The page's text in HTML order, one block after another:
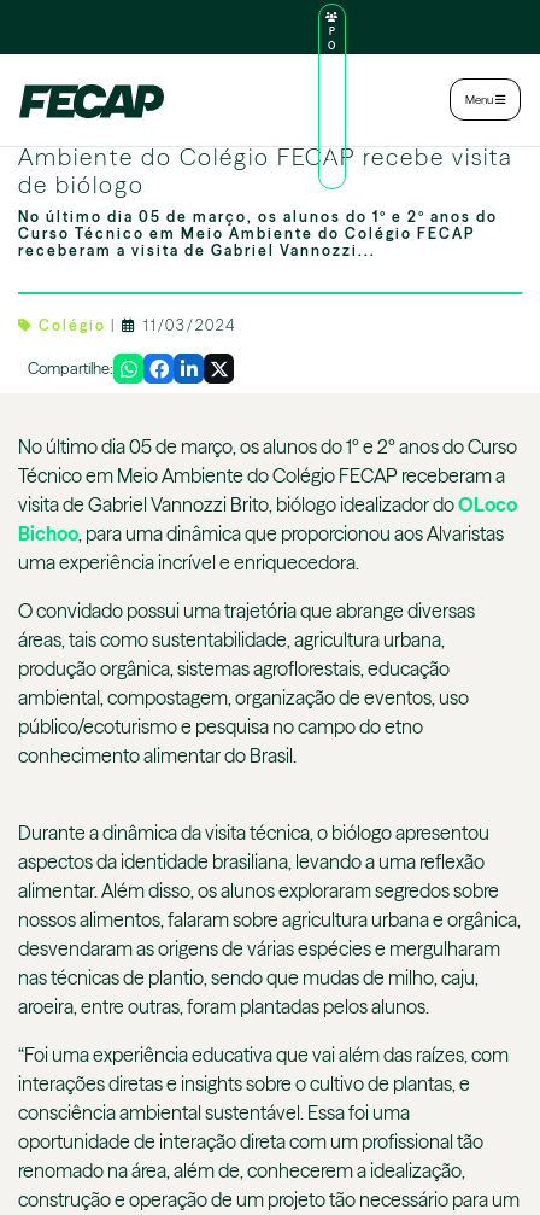
P
O
U
N
Menu
Ambiente do Colégio FECAP recebe visita
de biólogo
No último dia 05 de março, os alunos do 1º e 2º anos do
Curso Técnico em Meio Ambiente do Colégio FECAP
receberam a visita de Gabriel Vannozzi...
Colégio 11/03/2024
Compartilhe:
No último dia 05 de março, os alunos do 1º e 2º anos do Curso
Técnico em Meio Ambiente do Colégio FECAP receberam a
visita de Gabriel Vannozzi Brito, biólogo idealizador doOLoco
Bichoo, para uma dinâmica que proporcionou aos Alvaristas
uma experiência incrível e enriquecedora.
O convidado possui uma trajetória que abrange diversas
áreas, tais como sustentabilidade, agricultura urbana,
produção orgânica, sistemas agroflorestais, educação
ambiental, compostagem, organização de eventos, uso
público/ecoturismo e pesquisa no campo do etno
conhecimento alimentar do Brasil.
Durante a dinâmica da visita técnica, o biólogo apresentou
aspectos da identidade brasiliana, levando a uma reflexão
alimentar. Além disso, os alunos exploraram segredos sobre
nossos alimentos, falaram sobre agricultura urbana e orgânica,
desvendaram as origens de várias espécies e mergulharam
nas técnicas de plantio, sendo que mudas de milho, caju,
aroeira, entre outras, foram plantadas pelos alunos.
“Foi uma experiência educativa que vai além das raízes, com
interações diretas e insights sobre o cultivo de plantas, e
consciência ambiental sustentável. Essa foi uma
oportunidade de interação direta com um profissional tão
renomado na área, além de, conhecerem a idealização,
construção e operação de um projeto tão necessário para um